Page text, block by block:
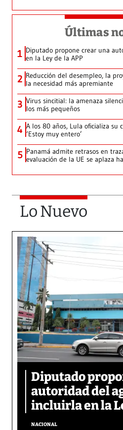
Últimas
1 Diputado propone crear una
en la Ley de la APP
2 Reducción del desempleo, la
la necesidad más apremiante
3 Virus sincitial: la amenaza
los más pequeños
4 A los 80 años, Lula oficializa su
‘Estoy muy entero’
5 Panamá admite retrasos en
evaluación de la UE se aplaza
Lo Nuevo
Diputado
autoridad del
incluirla en la
NACIONAL